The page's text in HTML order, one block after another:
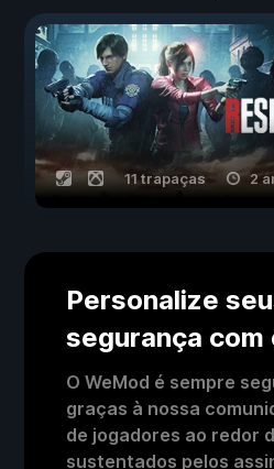
11 trapaças 2
Personalize
segurança com
O WeMod é sempre
graças à nossa
de jogadores ao redor
sustentados pelos